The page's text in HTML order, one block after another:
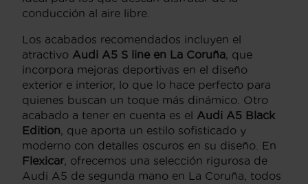
conducción al aire libre.
Los acabados recomendados incluyen el
atractivo Audi A5 S line en La Coruña, que
incorpora mejoras deportivas en el diseño
exterior e interior, lo que lo hace perfecto para
quienes buscan un toque más dinámico. Otro
acabado a tener en cuenta es el Audi A5 Black
Edition, que aporta un estilo sofisticado y
moderno con detalles oscuros en su diseño. En
Flexicar, ofrecemos una selección rigurosa de
Audi A5 de segunda mano en La Coruña, todos